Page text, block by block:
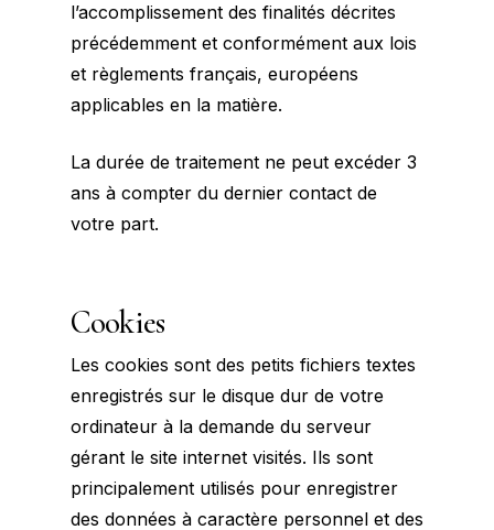
l’accomplissement des finalités décrites
précédemment et conformément aux lois
et règlements français, européens
applicables en la matière.
La durée de traitement ne peut excéder 3
ans à compter du dernier contact de
votre part.
Cookies
Les cookies sont des petits fichiers textes
enregistrés sur le disque dur de votre
ordinateur à la demande du serveur
gérant le site internet visités. Ils sont
principalement utilisés pour enregistrer
des données à caractère personnel et des